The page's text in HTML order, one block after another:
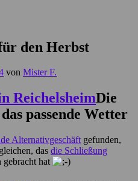
den Herbst
von Mister F.
Die
passende Wetter
Alternativgeschäft gefunden,
das die Schließung
hat